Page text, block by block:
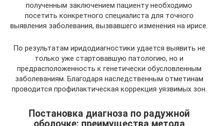
полученным заключением пациенту необходимо
посетить конкретного специалиста для точного
выявления заболевания, вызвавшего изменения на ирисе.
По результатам иридодиагностики удается выявить не
только уже стартовавшую патологию, но и
предрасположенность к генетически обусловленным
заболеваниям. Благодаря наследственным отметинам
проводится профилактическая коррекция уязвимых зон.
Постановка диагноза по радужной
оболочке: преимущества метода